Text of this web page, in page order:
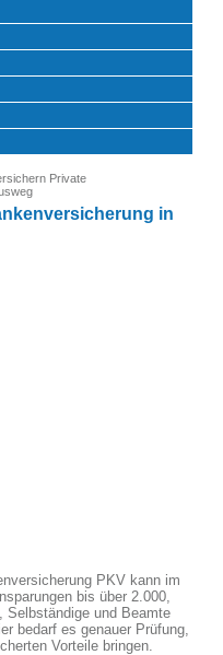
Private
in
PKV kann im
bis über 2.000,
Selbständige und Beamte
bedarf es genauer Prüfung,
Vorteile bringen.